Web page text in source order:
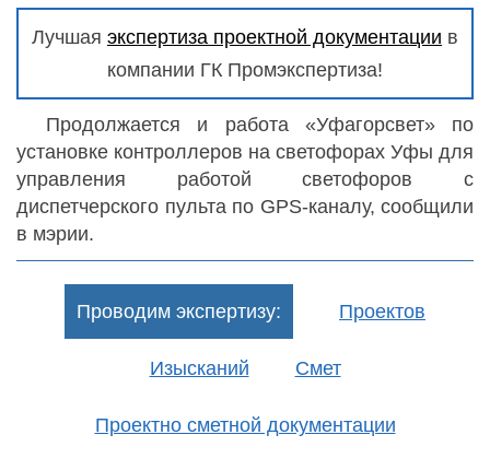
Лучшая экспертиза проектной документации в
компании ГК Промэкспертиза!
Продолжается и работа «Уфагорсвет» по
установке контроллеров на светофорах Уфы для
управления работой светофоров с
диспетчерского пульта по GPS-каналу, сообщили
в мэрии.
Проводим экспертизу: Проектов
Изысканий Смет
Проектно сметной документации